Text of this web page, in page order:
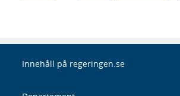
Innehåll på regeringen.se